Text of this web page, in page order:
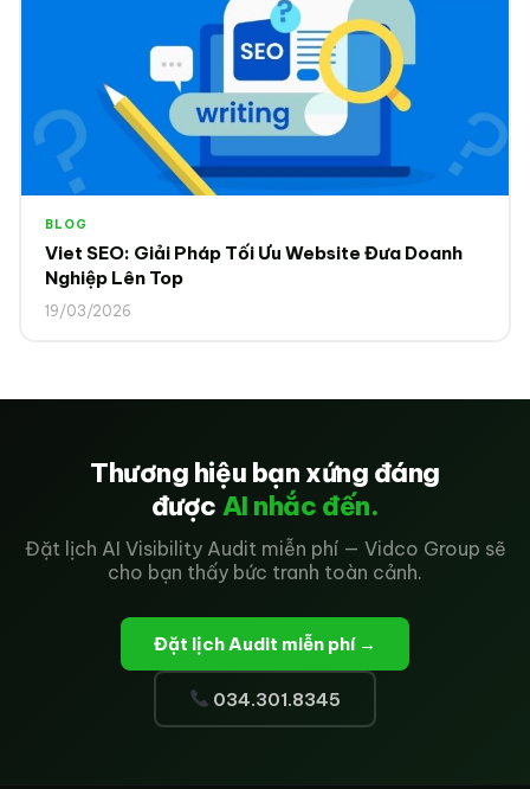
BLOG
Viet SEO: Giải Pháp Tối Ưu Website Đưa Doanh
Nghiệp Lên Top
19/03/2026
Thương hiệu bạn xứng đáng
được AI nhắc đến.
Đặt lịch AI Visibility Audit miễn phí — Vidco Group sẽ
cho bạn thấy bức tranh toàn cảnh.
Đặt lịch Audit miễn phí →
034.301.8345